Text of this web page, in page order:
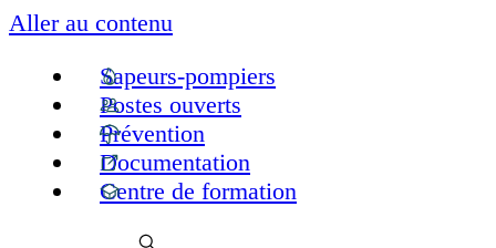
Aller au contenu
Sapeurs-pompiers
Postes ouverts
Prévention
Documentation
Centre de formation